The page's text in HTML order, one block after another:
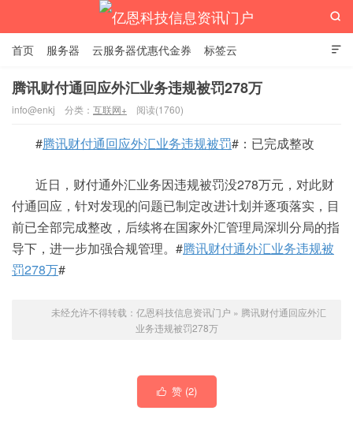

首页 服务器 云服务器优惠代金券 标签云

腾讯财付通回应外汇业务违规被罚278万
info@enkj 分类： 互联网+ 阅读(1760)
#腾讯财付通回应外汇业务违规被罚#：已完成整改
近日，财付通外汇业务因违规被罚没278万元，对此财
付通回应，针对发现的问题已制定改进计划并逐项落实，目
前已全部完成整改，后续将在国家外汇管理局深圳分局的指
导下，进一步加强合规管理。#腾讯财付通外汇业务违规被
罚278万#
未经允许不得转载： 亿恩科技信息资讯门户 » 腾讯财付通回应外汇
业务违规被罚278万
 赞 (2)